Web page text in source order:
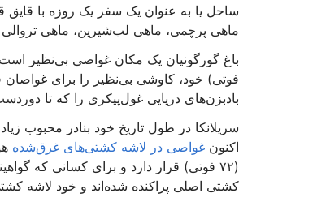
ساحل یا به عنوان یک سفر یک روزه با قایق
ماهی پرچمی، ماهی لب‌شیرین، ماهی
فوتی) خود، کاوشی بی‌نظیر را برای
بادبزن‌های دریایی غول‌پیکری را که تا
سریلانکا در طول تاریخ خود بنادر محبوب
اکنون غواصی در لاشه کشتی‌های غرق‌شده
(۷۲ فوتی) قرار دارد و برای کسانی که
کشتی اصلی پراکنده شده‌اند و خود لاشه